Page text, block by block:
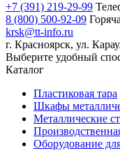
+7 (391) 219-29-99
8 (800) 500-92-09
krsk@tt-info.ru
г. Красноярск, ул.
Выберите удобный
Каталог
Пластиковая тара
Шкафы
Металлические
Оборудование